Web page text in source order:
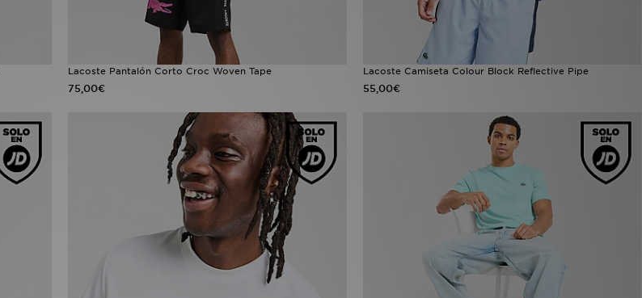
Lacoste Pantalón Corto Croc Woven Tape
75,00€
Lacoste Camiseta Colour Block Reflective Pipe
55,00€